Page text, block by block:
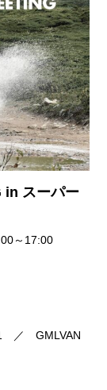
in スーパー
～17:00
／ GMLVAN